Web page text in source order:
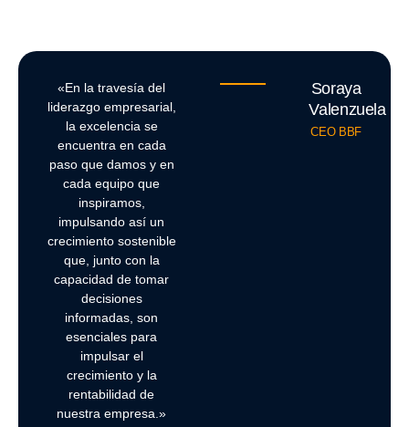
«En la travesía del
liderazgo empresarial,
la excelencia se
encuentra en cada
paso que damos y en
cada equipo que
inspiramos,
impulsando así un
crecimiento sostenible
que, junto con la
capacidad de tomar
decisiones
informadas, son
esenciales para
impulsar el
crecimiento y la
rentabilidad de
nuestra empresa.»
Soraya
Valenzuela
CEO BBF